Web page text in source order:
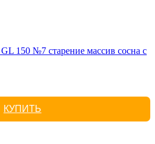
150 №7 старение массив сосна с
КУПИТЬ